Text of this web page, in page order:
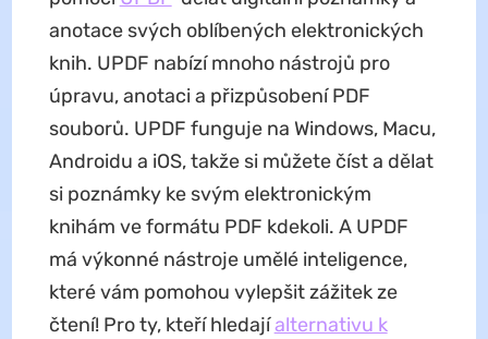
anotace svých oblíbených elektronických
knih. UPDF nabízí mnoho nástrojů pro
úpravu, anotaci a přizpůsobení PDF
souborů. UPDF funguje na Windows, Macu,
Androidu a iOS, takže si můžete číst a dělat
si poznámky ke svým elektronickým
knihám ve formátu PDF kdekoli. A UPDF
má výkonné nástroje umělé inteligence,
které vám pomohou vylepšit zážitek ze
čtení! Pro ty, kteří hledajíalternativu k